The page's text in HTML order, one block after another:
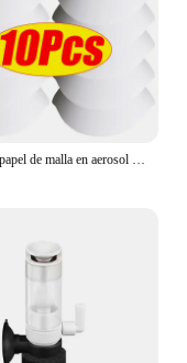
Filtro de papel de malla en aerosol para pintura de coche, embudo de filtrado purificador, Filtro de pintura desechable, herramienta de embudos de papel de Micron cónico, 10-300 piezas